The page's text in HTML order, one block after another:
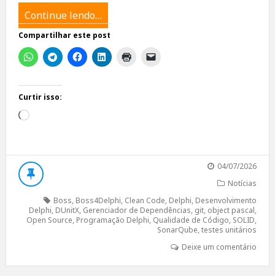
Continue lendo…
Compartilhar este post
Curtir isso:
Carregando...
04/07/2026
Notícias
Boss, Boss4Delphi, Clean Code, Delphi, Desenvolvimento
Delphi, DUnitX, Gerenciador de Dependências, git, object pascal,
Open Source, Programação Delphi, Qualidade de Código, SOLID,
SonarQube,testes unitários
Deixe um comentário